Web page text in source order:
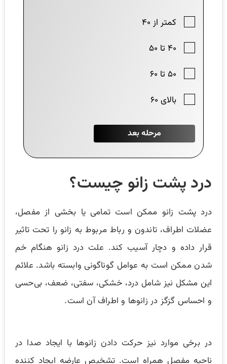
درد پشت زانو چیست؟
درد پشت زانو ممکن است تمامی یا بخشی از مفصل،
عضلات اطراف، تاندون و رباط مربوط به زانو را تحت تاثیر
قرار داده و دچار آسیب کند. علت درد زانو هنگام خم
شدن ممکن است به عوامل گوناگونی وابسته باشد. علائم
این مشکل نیز شامل درد، خشکی، سفتی، ضعف، بی‌حسی
و احساس گزگز در زانوها و اطراف آن است.
در برخی موارد نیز حرکت دادن زانوها با ایجاد صدا در
ناحیه مفصل همراه است. تشخیص عارضه ایجاد کننده